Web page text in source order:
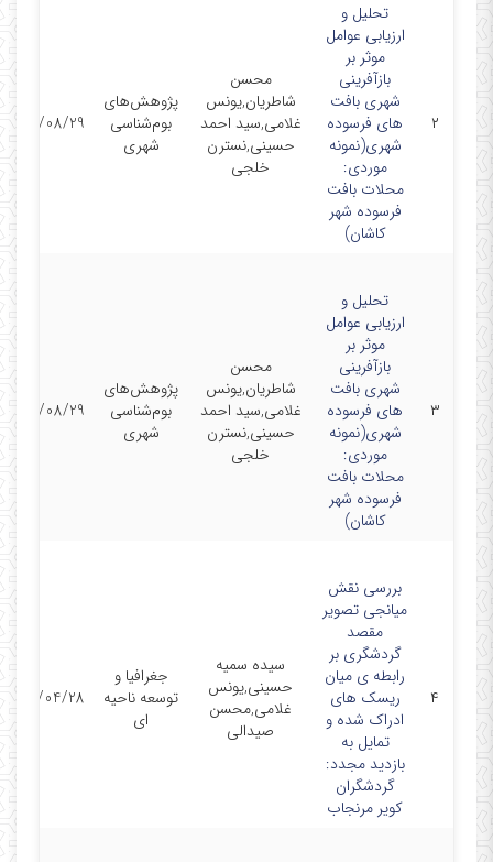
۲
تحلیل و
ارزیابی عوامل
موثر بر
بازآفرینی
شهری بافت
های فرسوده
شهری(نمونه
موردی:
محلات بافت
فرسوده شهر
کاشان)
محسن
شاطریان,یونس
غلامی,سید احمد
حسینی,نسترن
خلجی
پژوهش‌های
بوم‌شناسی
شهری
1402/08/29
۳
تحلیل و
ارزیابی عوامل
موثر بر
بازآفرینی
شهری بافت
های فرسوده
شهری(نمونه
موردی:
محلات بافت
فرسوده شهر
کاشان)
محسن
شاطریان,یونس
غلامی,سید احمد
حسینی,نسترن
خلجی
پژوهش‌های
بوم‌شناسی
شهری
1402/08/29
۴
بررسی نقش
میانجی تصویر
مقصد
گردشگری بر
رابطه ی میان
ریسک های
ادراک شده و
تمایل به
بازدید مجدد:
گردشگران
کویر مرنجاب
سیده سمیه
حسینی,یونس
غلامی,محسن
صیدالی
جغرافیا و
توسعه ناحیه
ای
1402/04/28